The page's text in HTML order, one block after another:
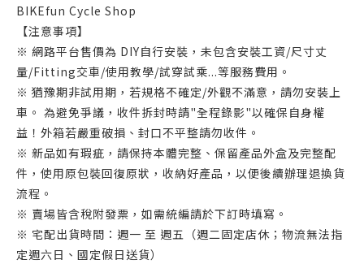
BIKEfun Cycle Shop
【注意事項】
※ 網路平台售價為 DIY自行安裝，未包含安裝工資/尺寸丈
量/Fitting交車/使用教學/試穿試乘...等服務費用。
※ 猶豫期非試用期，若規格不確定/外觀不滿意，請勿安裝上
車。 為避免爭議，收件拆封時請"全程錄影"以確保自身權
益！外箱若嚴重破損、封口不平整請勿收件。
※ 新品如有瑕疵，請保持本體完整、保留產品外盒及完整配
件，使用原包裝回復原狀，收納好產品，以便後續辦理退換貨
流程。
※ 賣場皆含稅附發票，如需統編請於下訂時填寫。
※ 宅配出貨時間：週一 至 週五（週二固定店休；物流無法指
定週六日、國定假日送貨）